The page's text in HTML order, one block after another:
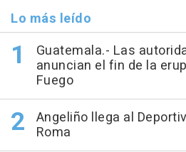
Lo más leído
Guatemala.- Las
anuncian el fin de la
Fuego
Angeliño llega al
Roma